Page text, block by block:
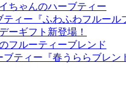
ちゃんのハーブティー
ティー『ふわふわフルール
ーギフト新登場！
フルーティーブレンド
ティー『春うららブレン